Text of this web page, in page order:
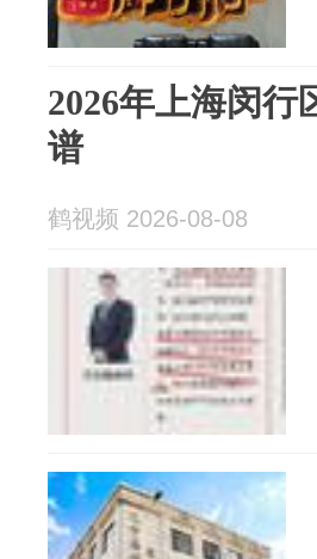
2026年上海闵
谱
鹤视频 2026-08-08